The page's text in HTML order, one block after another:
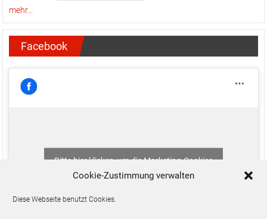
Cookie-Zustimmung verwalten
Diese Webseite benutzt Cookies.
mehr...
Facebook
Bitte hier klicken, um die Marketing-Cookies
zu akzeptieren und diesen Inhalt zu aktivieren